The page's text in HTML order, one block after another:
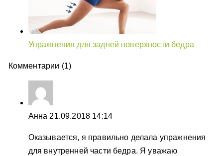
Упражнения для задней поверхности бедра
Комментарии (1)
Анна 21.09.2018 14:14
Оказывается, я правильно делала упражнения
для внутренней части бедра. Я уважаю